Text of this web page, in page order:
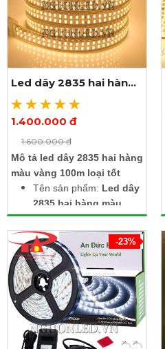
Số lượng led: 120 led/m
Led có silicon trong suốt
trên mạch led, chống
nước
Mua 1 cuộn led ngay
hôm nay, tặng kèm 4
dây nguồn tải 100m trị
Xem thêm ảnh
Led dây 2835 hai hàng
màu vàng 100m
1.400.000 đ
1.600.000 đ
Mô tả led dây 2835 hai hàng
màu vàng 100m loại tốt
Tên sản phẩm: Led dây
2835 hai hàng màu
vàng 100m
Điện áp: 220V
Kích thước: Rộng 12mm
x dày 5mm x dài 100m
Chip led: SMD2835
Số lượng led: 120 led/m
Dùng được ngoài trời,
chống nước
Đặc biệt: Mua 1 cuộn
-23%